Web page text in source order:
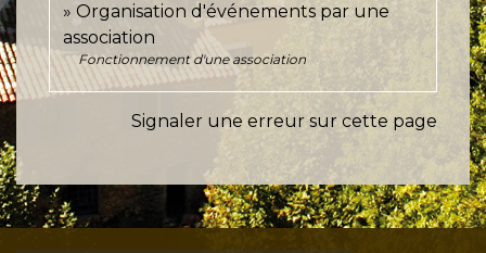
Organisation d'événements par une
association
Fonctionnement d'une association
Signaler une erreur sur cette page